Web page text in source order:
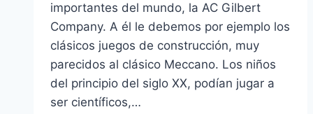
importantes del mundo, la AC Gilbert
Company. A él le debemos por ejemplo los
clásicos juegos de construcción, muy
parecidos al clásico Meccano. Los niños
del principio del siglo XX, podían jugar a
ser científicos,…